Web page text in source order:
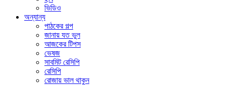
ভিডিও
অন্যান্য
পাঠকের গল্প
জানায় যত ভুল
আজকের টিপস
ভেষজ
সাবমিট রেসিপি
রেসিপি
রোজায় ভাল থাকুন